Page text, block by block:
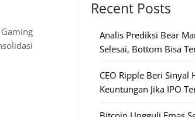
Recent Posts
Analis Prediksi Bear
Selesai, Bottom Bisa
CEO Ripple Beri Sinyal
Keuntungan Jika IPO